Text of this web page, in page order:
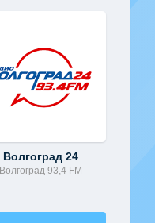
Волгоград 24
Волгоград 93,4 FM